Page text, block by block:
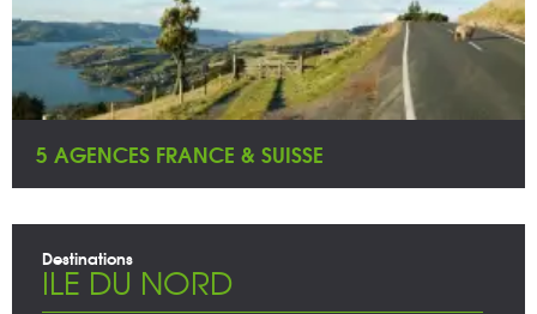
5 AGENCES FRANCE & SUISSE
Destinations
ILE DU NORD